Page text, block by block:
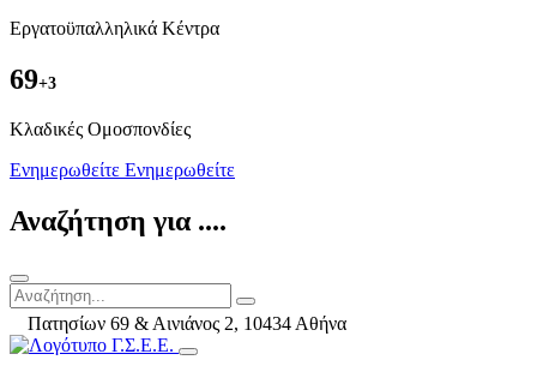
Εργατοϋπαλληλικά Κέντρα
69+3
Kλαδικές Ομοσπονδίες
Ενημερωθείτε Ενημερωθείτε
Αναζήτηση για ....
Πατησίων 69 & Αινιάνος 2, 10434 Αθήνα